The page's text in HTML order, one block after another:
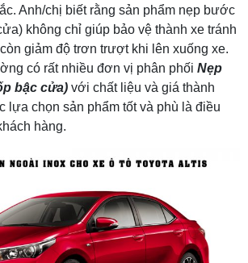
Anh/chị biết rằng sản phẩm nẹp bước
không chỉ giúp bảo vệ thành xe tránh
giảm độ trơn trượt khi lên xuống xe.
có rất nhiều đơn vị phân phối Nẹp
bậc cửa) với chất liệu và giá thành
lựa chọn sản phẩm tốt và phù là điều
hàng.